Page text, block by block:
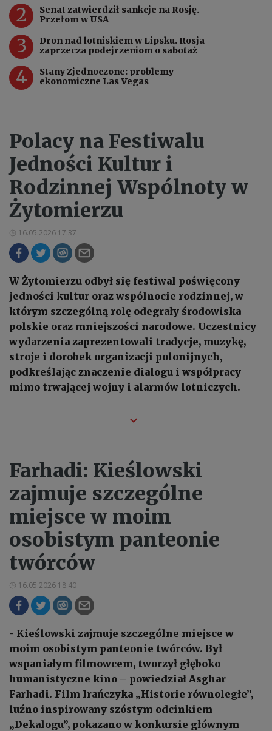
2
Senat zatwierdził sankcje na Rosję.
Przełom w USA
3
Dron nad lotniskiem w Lipsku. Rosja
zaprzecza podejrzeniom o sabotaż
4
Stany Zjednoczone: problemy
ekonomiczne Las Vegas
Polacy na Festiwalu
Jedności Kultur i
Rodzinnej Wspólnoty w
Żytomierzu
16.05.2026 17:37
W Żytomierzu odbył się festiwal poświęcony
jedności kultur oraz wspólnocie rodzinnej, w
którym szczególną rolę odegrały środowiska
polskie oraz mniejszości narodowe. Uczestnicy
wydarzenia zaprezentowali tradycje, muzykę,
stroje i dorobek organizacji polonijnych,
podkreślając znaczenie dialogu i współpracy
mimo trwającej wojny i alarmów lotniczych.
Farhadi: Kieślowski
zajmuje szczególne
miejsce w moim
osobistym panteonie
twórców
16.05.2026 18:40
- Kieślowski zajmuje szczególne miejsce w
moim osobistym panteonie twórców. Był
wspaniałym filmowcem, tworzył głęboko
humanistyczne kino – powiedział Asghar
Farhadi. Film Irańczyka „Historie równoległe”,
luźno inspirowany szóstym odcinkiem
„Dekalogu”, pokazano w konkursie głównym